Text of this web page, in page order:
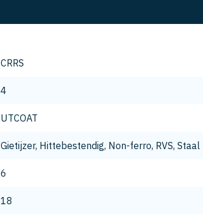
CRRS
4
UTCOAT
Gietijzer, Hittebestendig, Non-ferro, RVS, Staal
6
18